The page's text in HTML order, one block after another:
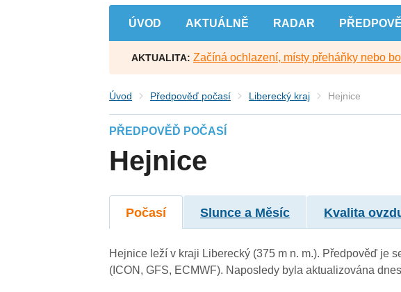
ÚVOD AKTUÁLNĚ RADAR
AKTUALITA: Začíná ochlazení, místy přeháňky nebo
Úvod Předpověď počasí Liberecký kraj Hejnice
PŘEDPOVĚĎ POČASÍ
Hejnice
Počasí Slunce a Měsíc Kvalita
Hejnice leží v kraji Liberecký (375 m n. m.). Předpověď je
(ICON, GFS, ECMWF). Naposledy byla aktualizována